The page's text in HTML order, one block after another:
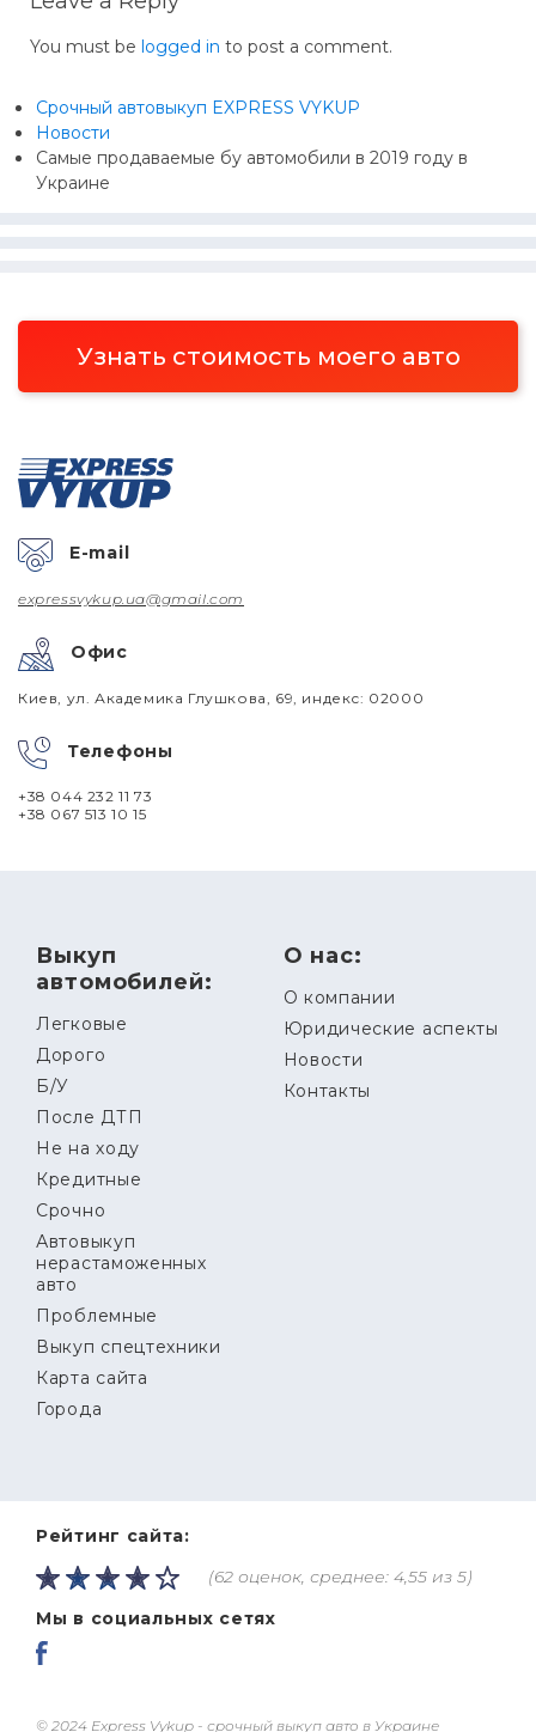
You must be logged in to post a comment.
Срочный автовыкуп EXPRESS VYKUP
Новости
Самые продаваемые бу автомобили в 2019 году в
Украине
Узнать стоимость моего авто
E-mail
expressvykup.ua@gmail.com
Офис
Киев, ул. Академика Глушкова, 69, индекс: 02000
Телефоны
+38 044 232 11 73
+38 067 513 10 15
Выкуп
автомобилей:
Легковые
Дорого
Б/У
После ДТП
Не на ходу
Кредитные
Срочно
Автовыкуп
нерастаможенных
авто
Проблемные
Выкуп спецтехники
Карта сайта
Города
О нас:
О компании
Юридические аспекты
Новости
Контакты
Рейтинг сайта:
(62 оценок, среднее: 4,55 из 5)
Мы в социальных сетях
© 2024 Express Vykup - срочный выкуп авто в Украине